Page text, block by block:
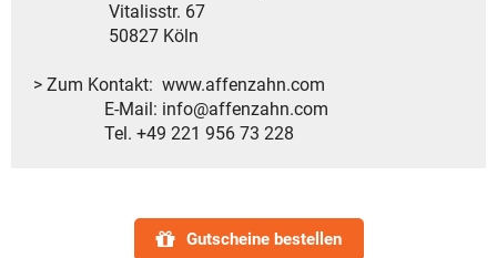
Vitalisstr. 67
50827 Köln
> Zum Kontakt: www.affenzahn.com
E-Mail: info@affenzahn.com
Tel. +49 221 956 73 228
Gutscheine bestellen